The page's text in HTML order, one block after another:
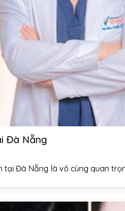
Đà Nẵng
tại Đà Nẵng là vô cùng quan